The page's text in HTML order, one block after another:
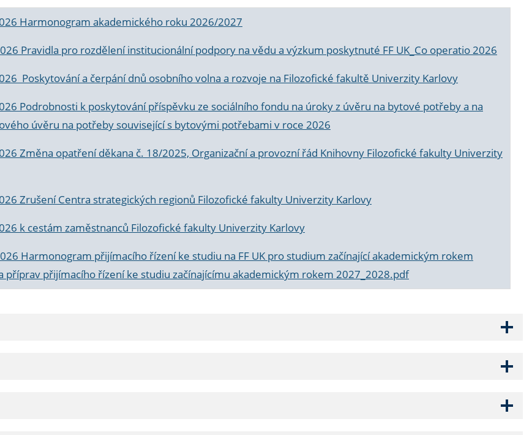
Harmonogram akademického roku 2026/2027
Pravidla pro rozdělení institucionální podpory na vědu a výzkum poskytnuté FF UK_Co operatio 2026
Poskytování a čerpání dnů osobního volna a rozvoje na Filozofické fakultě Univerzity Karlovy
Podrobnosti k poskytování příspěvku ze sociálního fondu na úroky z úvěru na bytové potřeby a na
úvěru na potřeby související s bytovými potřebami v roce 2026
Změna opatření děkana č. 18/2025, Organizační a provozní řád Knihovny Filozofické fakulty Univerzity
Zrušení Centra strategických regionů Filozofické fakulty Univerzity Karlovy
k cestám zaměstnanců Filozofické fakulty Univerzity Karlovy
Harmonogram přijímacího řízení ke studiu na FF UK pro studium začínající akademickým rokem
příprav přijímacího řízení ke studiu začínajícímu akademickým rokem 2027_2028.pdf